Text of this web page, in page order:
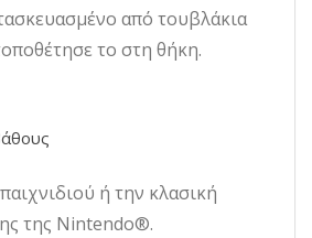
από τουβλάκια
το στη θήκη.
ή την κλασική
της Nintendo®.